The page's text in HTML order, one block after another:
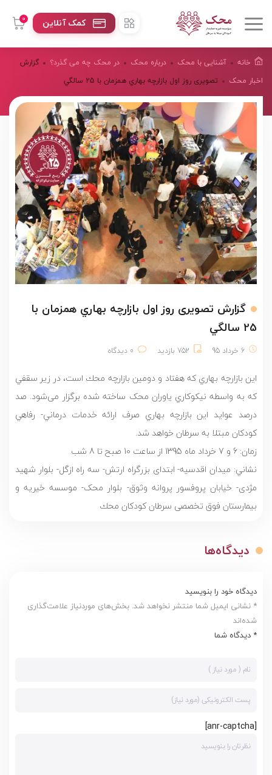
0 کمک آنلاین
خانه آشنایی با محک درباره محک
در محک چه می گذرد؟
اخبار محک
گزارش
تصویری روز اول بازارچه بهاري همزمان با 25 سالگي
گزارش تصویری روز اول بازارچه بهاري همزمان با
25 سالگي
6 خرداد 95 752 بازدید 0 دیدگاه
این بازارچه بهاري كه هفتاد و دومين بازارچه محك است، در زير سقفي
كه به واسطه نيكوكاري یاوران محک ساخته شده برگزار می‌شود. صد‌
درصد عوايد اين بازارچه بهاري صرف ارائه خدمات درماني- رفاهي
كودكان مبتلا به سرطان خواهد شد.
زمان: 6 و 7 خرداد ماه 1395 از ساعت 10 صبح تا 8 شب
نشاني: میدان اقدسیه- ابتدای بزرگراه ارتش- سه راه ازگل- بلوار شهید
مژدی- خیابان پروفسور پروانه وثوق- بلوار محک- موسسه خیریه و
بیمارستان فوق تخصصی سرطان كودكان محك
دیدگاه‌ها
دیدگاه خود را بنویسید
* نشانی ایمیل شما منتشر نخواهد شد. بخش‌های موردنیاز علامت‌گذاری
شده‌اند
* دیدگاه شما
[anr-captcha]